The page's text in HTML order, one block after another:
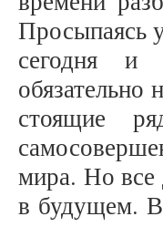
Просыпаясь
сегодня и
обязательно
стоящие
мира. Но все
в будущем.